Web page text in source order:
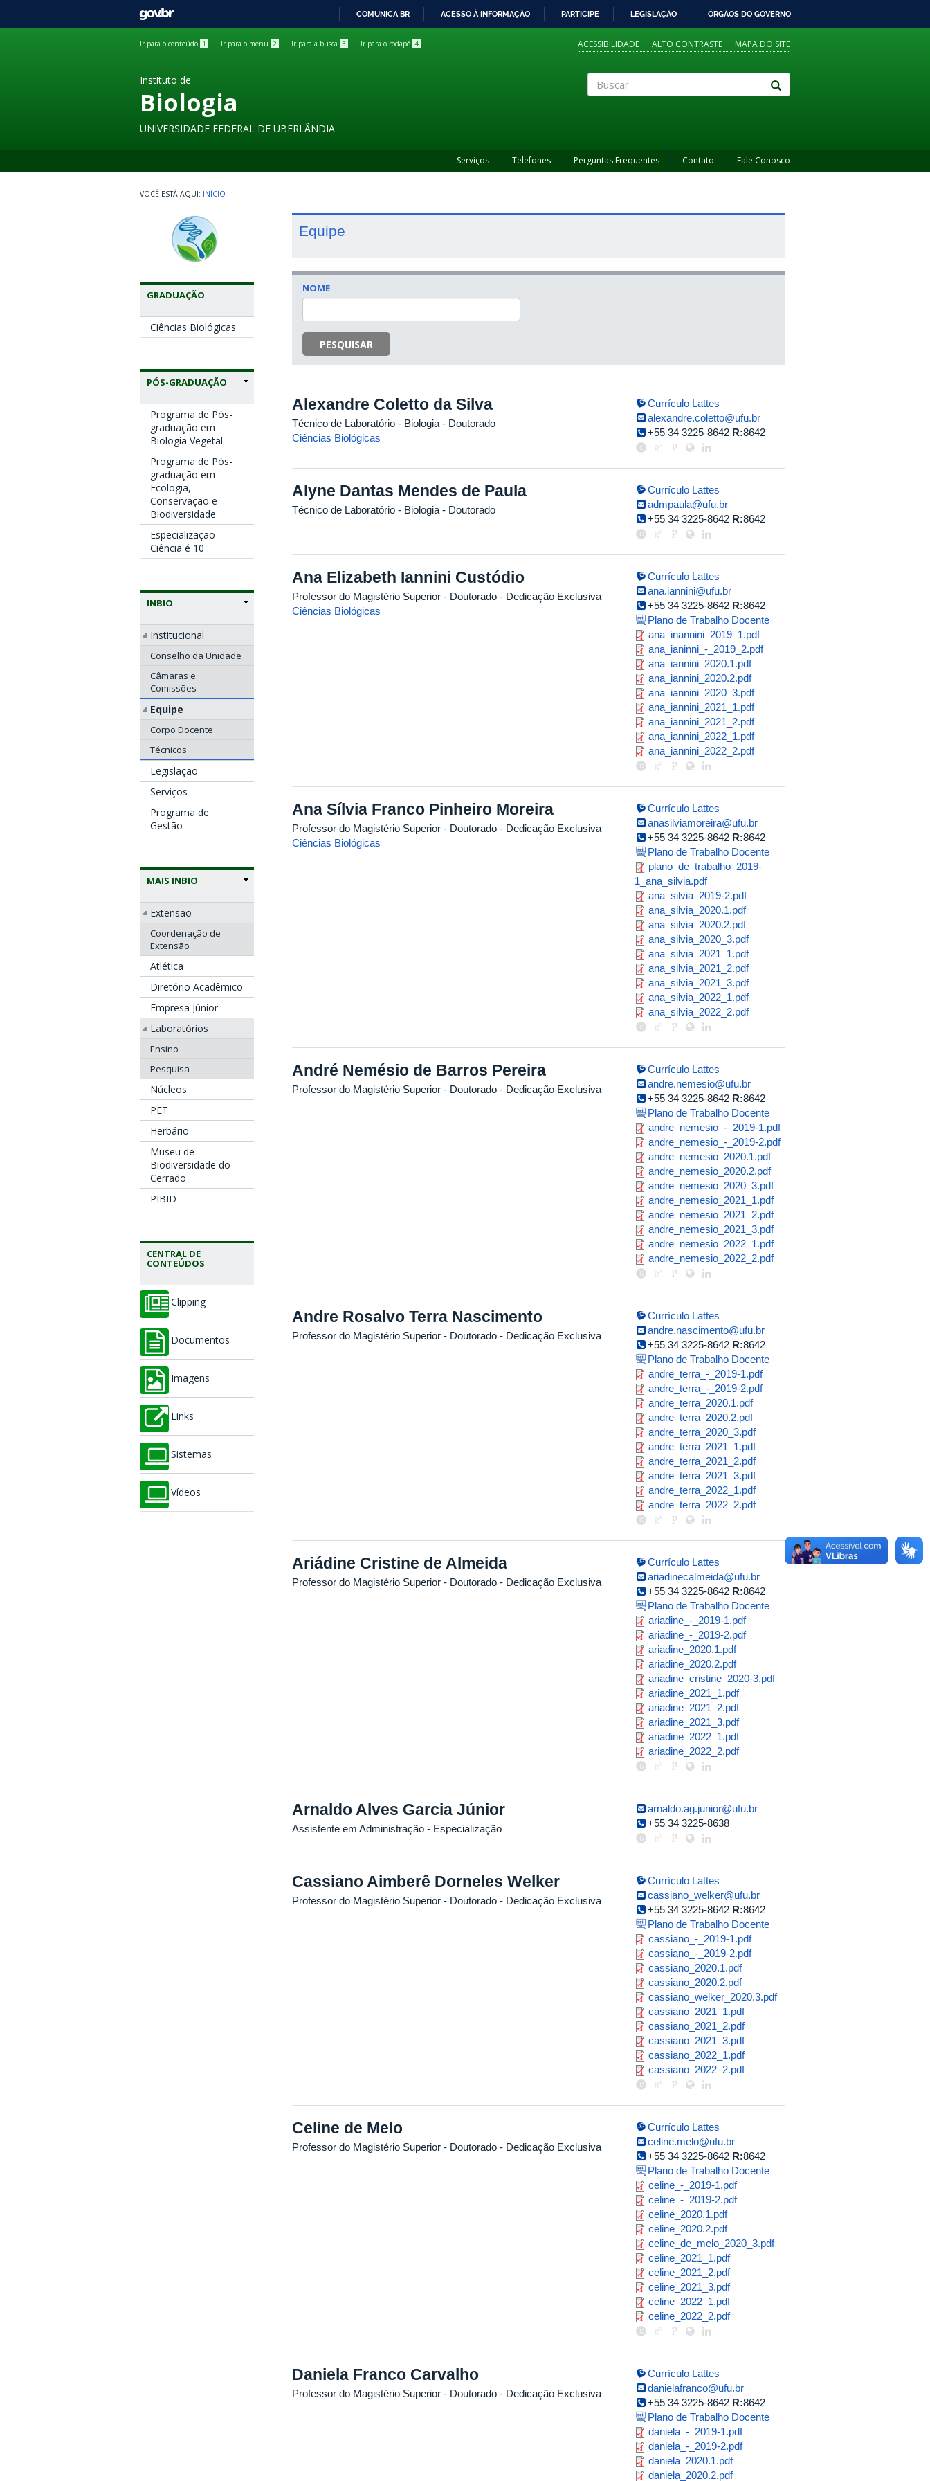
GOVBR
COMUNICA BR ACESSO À INFORMAÇÃO PARTICIPE LEGISLAÇÃO ÓRGÃOS DO GOVERNO
Ir para o conteúdo 1 Ir para o menu 2 Ir para a busca 3 Ir para o rodapé 4 ACESSIBILIDADE ALTO CONTRASTE MAPA DO SITE
Instituto de
Biologia
UNIVERSIDADE FEDERAL DE UBERLÂNDIA
Serviços Telefones Perguntas Frequentes Contato Fale Conosco
INÍCIO
GRADUAÇÃO
Ciências Biológicas
PÓS-GRADUAÇÃO
Programa de Pós-
graduação em
Biologia Vegetal
Programa de Pós-
graduação em
Ecologia,
Conservação e
Biodiversidade
Especialização
Ciência é 10
INBIO
Institucional
Conselho da Unidade
Câmaras e
Comissões
Equipe
Corpo Docente
Técnicos
Legislação
Serviços
Programa de
Gestão
MAIS INBIO
Extensão
Coordenação de
Extensão
Atlética
Diretório Acadêmico
Empresa Júnior
Laboratórios
Ensino
Pesquisa
Núcleos
PET
Herbário
Museu de
Biodiversidade do
Cerrado
PIBID
CENTRAL DE
CONTEÚDOS
Clipping
Documentos
Imagens
Links
Sistemas
Vídeos
Equipe
NOME
PESQUISAR
Alexandre Coletto da Silva
Técnico de Laboratório - Biologia - Doutorado
Ciências Biológicas
Currículo Lattes
alexandre.coletto@ufu.br
+55 34 3225-8642 R:8642
Alyne Dantas Mendes de Paula
Técnico de Laboratório - Biologia - Doutorado
Currículo Lattes
admpaula@ufu.br
+55 34 3225-8642 R:8642
Ana Elizabeth Iannini Custódio
Professor do Magistério Superior - Doutorado - Dedicação Exclusiva
Ciências Biológicas
Currículo Lattes
ana.iannini@ufu.br
+55 34 3225-8642 R:8642
Plano de Trabalho Docente
ana_inannini_2019_1.pdf
ana_inannini_2019_1.pdf
ana_ianinni_-
_2019_2.pdf
ana_ianinni_-_2019_2.pdf
ana_iannini_2020.1.pdf
ana_iannini_2020.1.pdf
ana_iannini_2020.2.pdf
ana_iannini_2020.2.pdf
ana_iannini_2020_3.pdf
ana_iannini_2020_3.pdf
ana_iannini_2021_1.pdf
ana_iannini_2021_1.pdf
ana_iannini_2021_2.pdf
ana_iannini_2021_2.pdf
ana_iannini_2022_1.pdf
ana_iannini_2022_1.pdf
ana_iannini_2022_2.pdf
ana_iannini_2022_2.pdf
Ana Sílvia Franco Pinheiro Moreira
Professor do Magistério Superior - Doutorado - Dedicação Exclusiva
Ciências Biológicas
Currículo Lattes
anasilviamoreira@ufu.br
+55 34 3225-8642 R:8642
Plano de Trabalho Docente
plano_de_trabalho_2019-
1_ana_silvia.pdf
plano_de_trabalho_2019-
1_ana_silvia.pdf
ana_silvia_2019-
2.pdf
ana_silvia_2019-2.pdf
ana_silvia_2020.1.pdf
ana_silvia_2020.1.pdf
ana_silvia_2020.2.pdf
ana_silvia_2020.2.pdf
ana_silvia_2020_3.pdf
ana_silvia_2020_3.pdf
ana_silvia_2021_1.pdf
ana_silvia_2021_1.pdf
ana_silvia_2021_2.pdf
ana_silvia_2021_2.pdf
ana_silvia_2021_3.pdf
ana_silvia_2021_3.pdf
ana_silvia_2022_1.pdf
ana_silvia_2022_1.pdf
ana_silvia_2022_2.pdf
ana_silvia_2022_2.pdf
André Nemésio de Barros Pereira
Professor do Magistério Superior - Doutorado - Dedicação Exclusiva
Currículo Lattes
andre.nemesio@ufu.br
+55 34 3225-8642 R:8642
Plano de Trabalho Docente
andre_nemesio_-
_2019-
1.pdf
andre_nemesio_-_2019-1.pdf
andre_nemesio_-
_2019-
2.pdf
andre_nemesio_-_2019-2.pdf
andre_nemesio_2020.1.pdf
andre_nemesio_2020.1.pdf
andre_nemesio_2020.2.pdf
andre_nemesio_2020.2.pdf
andre_nemesio_2020_3.pdf
andre_nemesio_2020_3.pdf
andre_nemesio_2021_1.pdf
andre_nemesio_2021_1.pdf
andre_nemesio_2021_2.pdf
andre_nemesio_2021_2.pdf
andre_nemesio_2021_3.pdf
andre_nemesio_2021_3.pdf
andre_nemesio_2022_1.pdf
andre_nemesio_2022_1.pdf
andre_nemesio_2022_2.pdf
andre_nemesio_2022_2.pdf
Andre Rosalvo Terra Nascimento
Professor do Magistério Superior - Doutorado - Dedicação Exclusiva
Currículo Lattes
andre.nascimento@ufu.br
+55 34 3225-8642 R:8642
Plano de Trabalho Docente
andre_terra_-
_2019-
1.pdf
andre_terra_-_2019-1.pdf
andre_terra_-
_2019-
2.pdf
andre_terra_-_2019-2.pdf
andre_terra_2020.1.pdf
andre_terra_2020.1.pdf
andre_terra_2020.2.pdf
andre_terra_2020.2.pdf
andre_terra_2020_3.pdf
andre_terra_2020_3.pdf
andre_terra_2021_1.pdf
andre_terra_2021_1.pdf
andre_terra_2021_2.pdf
andre_terra_2021_2.pdf
andre_terra_2021_3.pdf
andre_terra_2021_3.pdf
andre_terra_2022_1.pdf
andre_terra_2022_1.pdf
andre_terra_2022_2.pdf
andre_terra_2022_2.pdf
Ariádine Cristine de Almeida
Professor do Magistério Superior - Doutorado - Dedicação Exclusiva
Currículo Lattes
ariadinecalmeida@ufu.br
+55 34 3225-8642 R:8642
Plano de Trabalho Docente
ariadine_-
_2019-
1.pdf
ariadine_-_2019-1.pdf
ariadine_-
_2019-
2.pdf
ariadine_-_2019-2.pdf
ariadine_2020.1.pdf
ariadine_2020.1.pdf
ariadine_2020.2.pdf
ariadine_2020.2.pdf
ariadine_cristine_2020-
3.pdf
ariadine_cristine_2020-3.pdf
ariadine_2021_1.pdf
ariadine_2021_1.pdf
ariadine_2021_2.pdf
ariadine_2021_2.pdf
ariadine_2021_3.pdf
ariadine_2021_3.pdf
ariadine_2022_1.pdf
ariadine_2022_1.pdf
ariadine_2022_2.pdf
ariadine_2022_2.pdf
Arnaldo Alves Garcia Júnior
Assistente em Administração - Especialização
arnaldo.ag.junior@ufu.br
+55 34 3225-8638
Cassiano Aimberê Dorneles Welker
Professor do Magistério Superior - Doutorado - Dedicação Exclusiva
Currículo Lattes
cassiano_welker@ufu.br
+55 34 3225-8642 R:8642
Plano de Trabalho Docente
cassiano_-
_2019-
1.pdf
cassiano_-_2019-1.pdf
cassiano_-
_2019-
2.pdf
cassiano_-_2019-2.pdf
cassiano_2020.1.pdf
cassiano_2020.1.pdf
cassiano_2020.2.pdf
cassiano_2020.2.pdf
cassiano_welker_2020.3.pdf
cassiano_welker_2020.3.pdf
cassiano_2021_1.pdf
cassiano_2021_1.pdf
cassiano_2021_2.pdf
cassiano_2021_2.pdf
cassiano_2021_3.pdf
cassiano_2021_3.pdf
cassiano_2022_1.pdf
cassiano_2022_1.pdf
cassiano_2022_2.pdf
cassiano_2022_2.pdf
Celine de Melo
Professor do Magistério Superior - Doutorado - Dedicação Exclusiva
Currículo Lattes
celine.melo@ufu.br
+55 34 3225-8642 R:8642
Plano de Trabalho Docente
celine_-
_2019-
1.pdf
celine_-_2019-1.pdf
celine_-
_2019-
2.pdf
celine_-_2019-2.pdf
celine_2020.1.pdf
celine_2020.1.pdf
celine_2020.2.pdf
celine_2020.2.pdf
celine_de_melo_2020_3.pdf
celine_de_melo_2020_3.pdf
celine_2021_1.pdf
celine_2021_1.pdf
celine_2021_2.pdf
celine_2021_2.pdf
celine_2021_3.pdf
celine_2021_3.pdf
celine_2022_1.pdf
celine_2022_1.pdf
celine_2022_2.pdf
celine_2022_2.pdf
Daniela Franco Carvalho
Professor do Magistério Superior - Doutorado - Dedicação Exclusiva
Currículo Lattes
danielafranco@ufu.br
+55 34 3225-8642 R:8642
Plano de Trabalho Docente
daniela_-
_2019-
1.pdf
daniela_-_2019-1.pdf
daniela_-
_2019-
daniela_-_2019-2.pdf
daniela_2020.1.pdf
daniela_2020.1.pdf
daniela_2020.2.pdf